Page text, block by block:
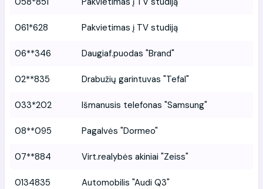
061*628 Pakvietimas į TV studiją
06**346 Daugiaf.puodas "Brand"
02**835 Drabužių garintuvas "Tefal"
033*202 Išmanusis telefonas "Samsung"
08**095 Pagalvės "Dormeo"
07**884 Virt.realybės akiniai "Zeiss"
0134835 Automobilis "Audi Q3"